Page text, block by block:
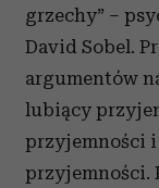
grzechy” –
David Sobel.
argumentów
lubiący
przyjemności i
przyjemności.